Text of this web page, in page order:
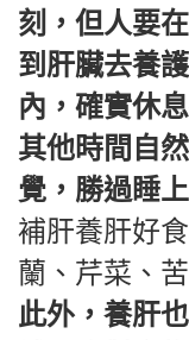
刻，但人要
到肝臟去養
內，確實休
其他時間自
覺，勝過睡
補肝養肝好
蘭、芹菜、
此外，養肝